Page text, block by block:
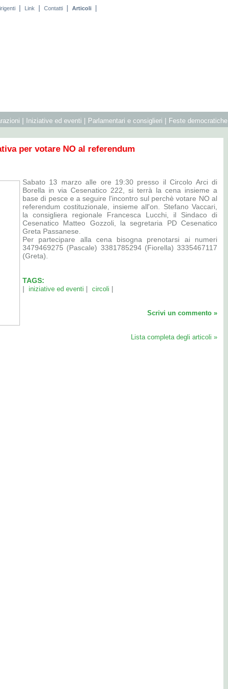
| Link | Contatti | Articoli |
| Iniziative ed eventi | Parlamentari e consiglieri | Feste democratiche
per votare NO al referendum
Sabato 13 marzo alle ore 19:30 presso il Circolo Arci di
Borella in via Cesenatico 222, si terrà la cena insieme a
base di pesce e a seguire l'incontro sul perchè votare NO al
referendum costituzionale, insieme all'on. Stefano Vaccari,
la consigliera regionale Francesca Lucchi, il Sindaco di
Cesenatico Matteo Gozzoli, la segretaria PD Cesenatico
Greta Passanese.
Per partecipare alla cena bisogna prenotarsi ai numeri
3479469275 (Pascale) 3381785294 (Fiorella) 3335467117
(Greta).
TAGS:
| iniziative ed eventi | circoli |
Scrivi un commento »
Lista completa degli articoli »